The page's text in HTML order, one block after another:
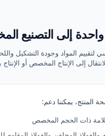
إلى التصنيع
لتقييم المواد وجودة التشكيل
إلى الإنتاج المخصص أو
المنتج، يمكننا دعم:
ذات الحجم المخصص